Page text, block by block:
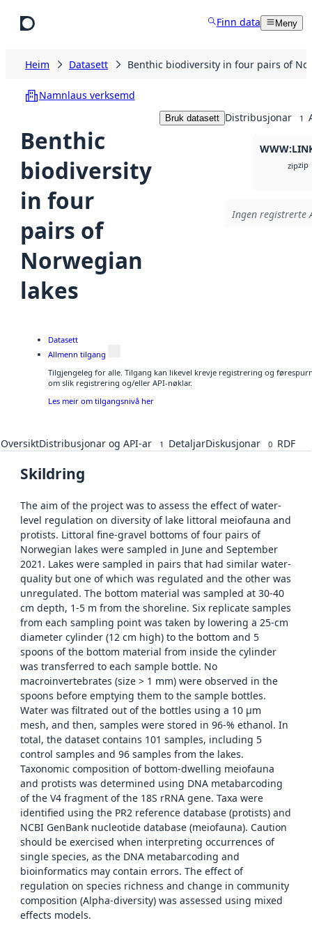
Finn data Meny
Heim Datasett Benthic biodiversity in four pairs of
Namnlaus verksemd
Benthic
biodiversity
in four
pairs of
Norwegian
lakes
Bruk datasett Distribusjonar 1
zipzip
Ingen registrerte
Datasett
Allmenn tilgang
Tilgjengeleg for alle. Tilgang kan likevel krevje registrering og
om slik registrering og/eller API-nøklar.
Les meir om tilgangsnivå her
OversiktDistribusjonar og API-ar 1 DetaljarDiskusjonar 0 RDF
Skildring
The aim of the project was to assess the effect of water-
level regulation on diversity of lake littoral meiofauna and
protists. Littoral fine-gravel bottoms of four pairs of
Norwegian lakes were sampled in June and September
2021. Lakes were sampled in pairs that had similar water-
quality but one of which was regulated and the other was
unregulated. The bottom material was sampled at 30-40
cm depth, 1-5 m from the shoreline. Six replicate samples
from each sampling point was taken by lowering a 25-cm
diameter cylinder (12 cm high) to the bottom and 5
spoons of the bottom material from inside the cylinder
was transferred to each sample bottle. No
macroinvertebrates (size > 1 mm) were observed in the
spoons before emptying them to the sample bottles.
Water was filtrated out of the bottles using a 10 µm
mesh, and then, samples were stored in 96-% ethanol. In
total, the dataset contains 101 samples, including 5
control samples and 96 samples from the lakes.
Taxonomic composition of bottom-dwelling meiofauna
and protists was determined using DNA metabarcoding
of the V4 fragment of the 18S rRNA gene. Taxa were
identified using the PR2 reference database (protists) and
NCBI GenBank nucleotide database (meiofauna). Caution
should be exercised when interpreting occurrences of
single species, as the DNA metabarcoding and
bioinformatics may contain errors. The effect of
regulation on species richness and change in community
composition (Alpha-diversity) was assessed using mixed
effects models.